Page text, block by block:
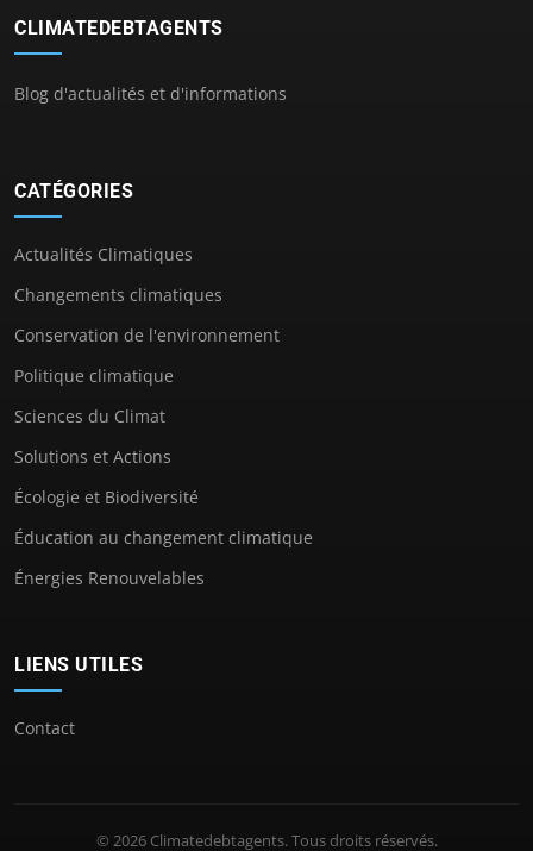
CLIMATEDEBTAGENTS
Blog d'actualités et d'informations
CATÉGORIES
Actualités Climatiques
Changements climatiques
Conservation de l'environnement
Politique climatique
Sciences du Climat
Solutions et Actions
Écologie et Biodiversité
Éducation au changement climatique
Énergies Renouvelables
LIENS UTILES
Contact
© 2026 Climatedebtagents. Tous droits réservés.